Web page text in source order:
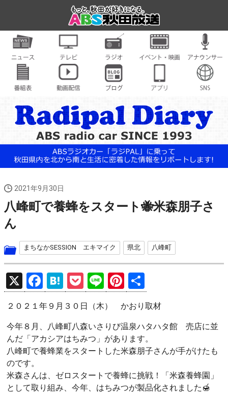
2021年9月30日
八峰町で養蜂をスタート🐝米森朋子さ
ん
まちなかSESSION エキマイク 県北 八峰町
X
F
a
ce
b
o
k
H
at
e
n
a
P
o
ck
et
Li
n
e
Pi
nt
er
es
t
有
２０２１年９月３０日（木） かおり取材
今年８月、八峰町八森いさりび温泉ハタハタ館 売店に並
んだ「アカシアはちみつ」があります。
八峰町で養蜂業をスタートした米森朋子さんが手がけたも
のです。
米森さんは、ゼロスタートで養蜂に挑戦！「米森養蜂園」
として取り組み、今年、はちみつが製品化されました🍯